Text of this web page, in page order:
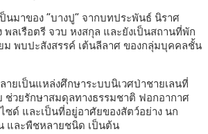
นมาของ “บางปู” จากบทประพันธ์ นิราศ
ลเรือตรี จวบ หงสกุล และยังเป็นสถานที่พัก
พบปะสังสรรค์ เต้นลีลาศ ของกลุ่มบุคคลชั้น
ยเป็นแหล่งศึกษาระบบนิเวศป่าชายเลนที่
ช่วยรักษาสมดุลทางธรรมชาติ ฟอกอากาศ
ด์ และเป็นที่อยู่อาศัยของสัตว์อย่าง นก
น และพืชหลายชนิด เป็นต้น